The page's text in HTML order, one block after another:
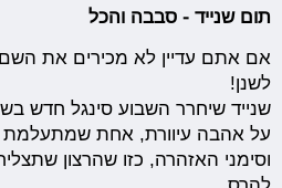
תום שנייד - סבבה והכל
אם אתם עדיין לא מכירים את
לשנן!
שנייד שיחרר השבוע סינגל חדש
על אהבה עיוורת, אחת שמתעלמת
וסימני האזהרה, כזו שהרצון